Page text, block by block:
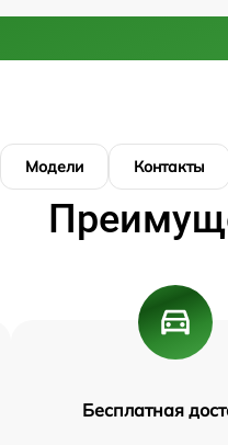
Модели Контакты
Бесплатная